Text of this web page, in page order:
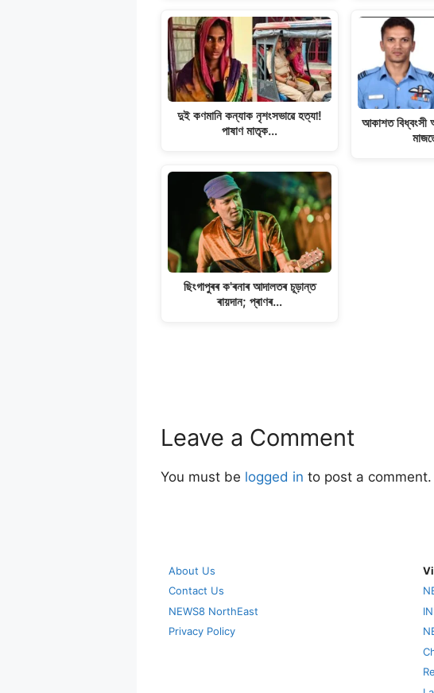
দুই কণমানি কন্যাক নৃশংসভাৱে হত্যা!
পাষাণ মাতৃক…
ছিংগাপুৰৰ ক'ৰনাৰ আদালতৰ চূড়ান্ত
ৰায়দান; প্ৰাণৰ…
আকাশত বিধ্বংসী
Leave a Comment
You must be logged in to post a comment.
About Us
Contact Us
NEWS8 NorthEast
Privacy Policy